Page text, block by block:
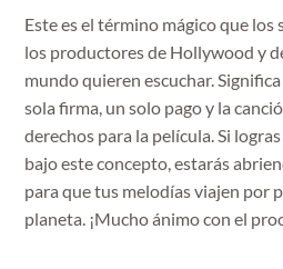
Este es el término mágico que los
los productores de Hollywood y
mundo quieren escuchar.
sola firma, un solo pago y la
derechos para la película. Si
bajo este concepto, estarás
para que tus melodías viajen por
planeta. ¡Mucho ánimo con el